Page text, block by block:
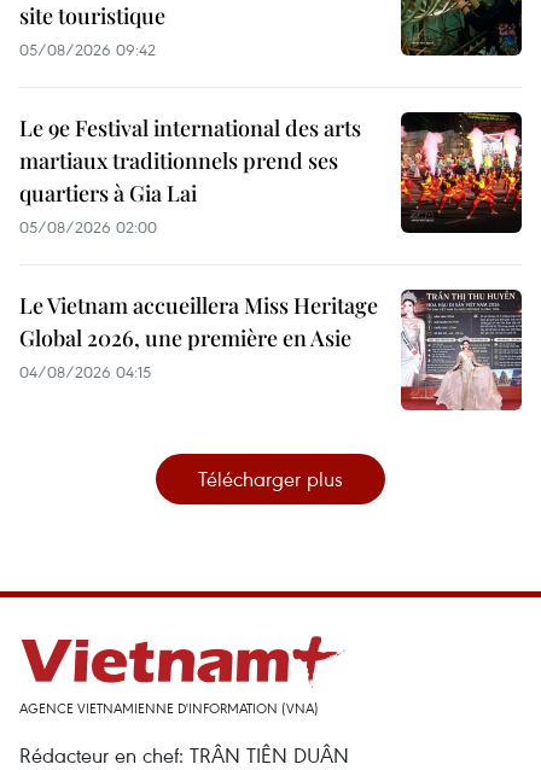
site touristique
05/08/2026 09:42
Le 9e Festival international des arts
martiaux traditionnels prend ses
quartiers à Gia Lai
05/08/2026 02:00
Le Vietnam accueillera Miss Heritage
Global 2026, une première en Asie
04/08/2026 04:15
Télécharger plus
AGENCE VIETNAMIENNE D'INFORMATION (VNA)
Rédacteur en chef: TRÂN TIÊN DUÂN